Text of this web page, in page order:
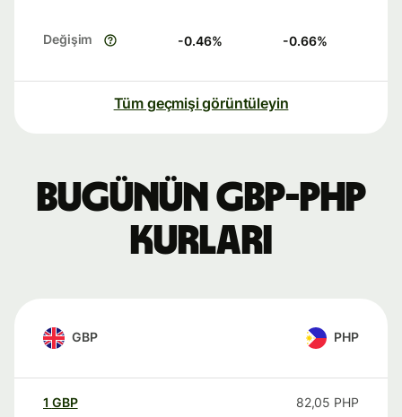
Değişim -0.46% -0.66%
Tüm geçmişi görüntüleyin
Bugünün GBP-PHP
kurları
GBP PHP
1 GBP 82,05 PHP